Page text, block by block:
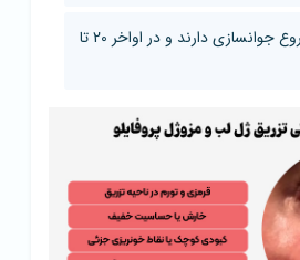
سن مناسبی برای شروع جوانسازی دارند و در اواخر 20 تا